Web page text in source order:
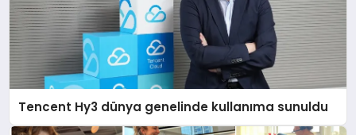
Tencent Hy3 dünya genelinde kullanıma sunuldu